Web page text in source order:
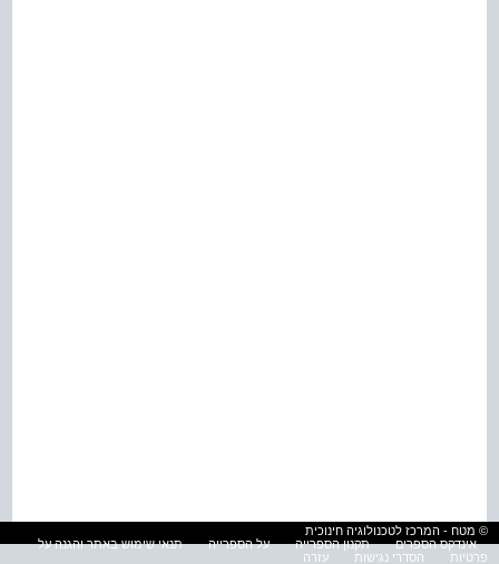
© מטח - המרכז לטכנולוגיה חינוכית
אינדקס הספרים
תקנון הספרייה על הספרייה
תנאי שימוש באתר והגנה על
פרטיות
הסדרי נגישות עזרה